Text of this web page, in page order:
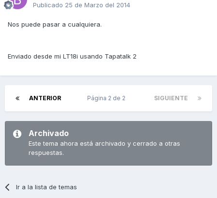
Publicado 25 de Marzo del 2014
Nos puede pasar a cualquiera.
Enviado desde mi LT18i usando Tapatalk 2
ANTERIOR SIGUIENTE
Página 2 de 2
Archivado
Este tema ahora está archivado y cerrado a otras
respuestas.
Ir a la lista de temas